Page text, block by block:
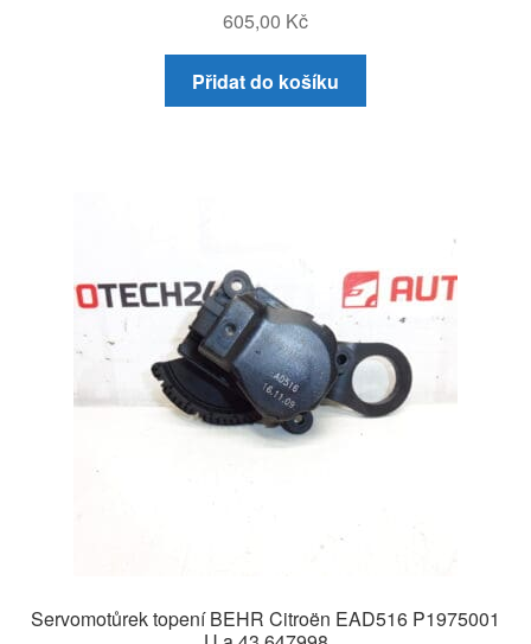
605,00 Kč
Přidat do košíku
Servomotůrek topení BEHR Citroën EAD516 P1975001